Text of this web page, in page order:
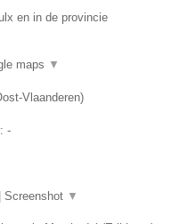
en in de provincie
maps ▼
Vlaanderen)
-
Screenshot ▼